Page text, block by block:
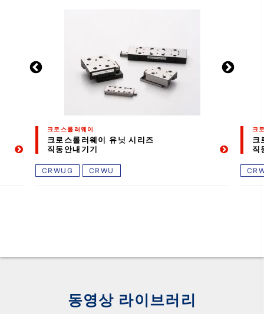
크로스롤러웨이
크로스롤러웨이 유닛 시리즈
직동안내기기
CRWUG CRWU
크
크
직
동영상 라이브러리